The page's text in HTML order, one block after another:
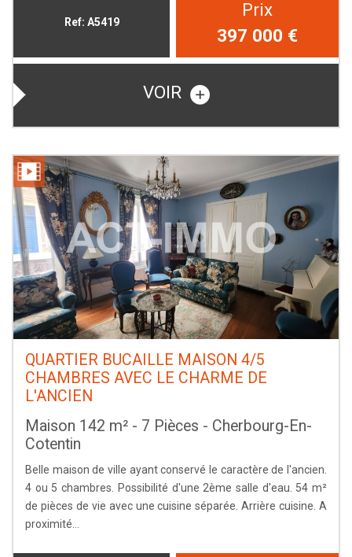
Ref: A5419
Prix
397 000 €
VOIR
QUARTIER BUCAILLE MAISON 4/5
CHAMBRES AVEC LE CHARME DE
L'ANCIEN
Maison 142 m² - 7 Pièces - Cherbourg-En-
Cotentin
Belle maison de ville ayant conservé le caractère de l'ancien.
4 ou 5 chambres. Possibilité d'une 2ème salle d'eau. 54 m²
de pièces de vie avec une cuisine séparée. Arrière cuisine. A
proximité...